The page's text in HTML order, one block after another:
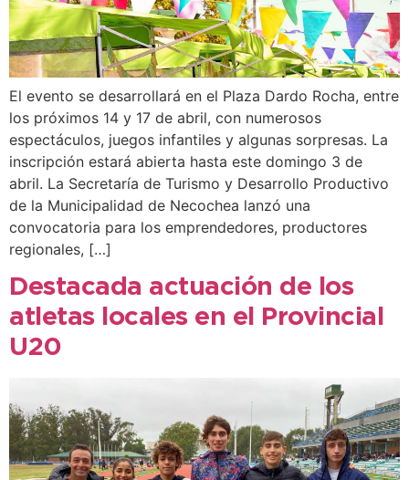
El evento se desarrollará en el Plaza Dardo Rocha, entre
los próximos 14 y 17 de abril, con numerosos
espectáculos, juegos infantiles y algunas sorpresas. La
inscripción estará abierta hasta este domingo 3 de
abril. La Secretaría de Turismo y Desarrollo Productivo
de la Municipalidad de Necochea lanzó una
convocatoria para los emprendedores, productores
regionales, […]
Destacada actuación de los
atletas locales en el Provincial
U20